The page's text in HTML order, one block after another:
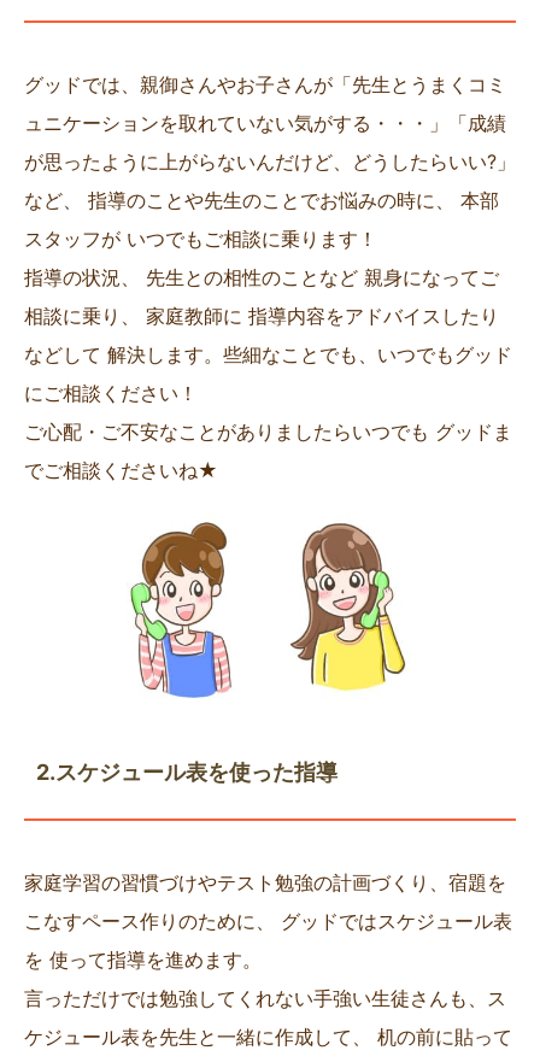
グッドでは、親御さんやお子さんが「先生とうまくコミ
ュニケーションを取れていない気がする・・・」「成績
が思ったように上がらないんだけど、どうしたらいい?」
など、 指導のことや先生のことでお悩みの時に、 本部
スタッフが いつでもご相談に乗ります！
指導の状況、 先生との相性のことなど 親身になってご
相談に乗り、 家庭教師に 指導内容をアドバイスしたり
などして 解決します。些細なことでも、いつでもグッド
にご相談ください！
ご心配・ご不安なことがありましたらいつでも グッドま
でご相談くださいね★
2.スケジュール表を使った指導
家庭学習の習慣づけやテスト勉強の計画づくり、宿題を
こなすペース作りのために、 グッドではスケジュール表
を 使って指導を進めます。
言っただけでは勉強してくれない手強い生徒さんも、ス
ケジュール表を先生と一緒に作成して、 机の前に貼って